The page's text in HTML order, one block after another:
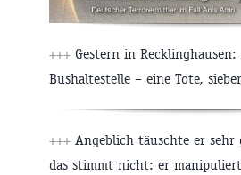
+++ Gestern in
Bushaltestelle – eine Tote,
+++ Angeblich täuschte er sehr
das stimmt nicht: er